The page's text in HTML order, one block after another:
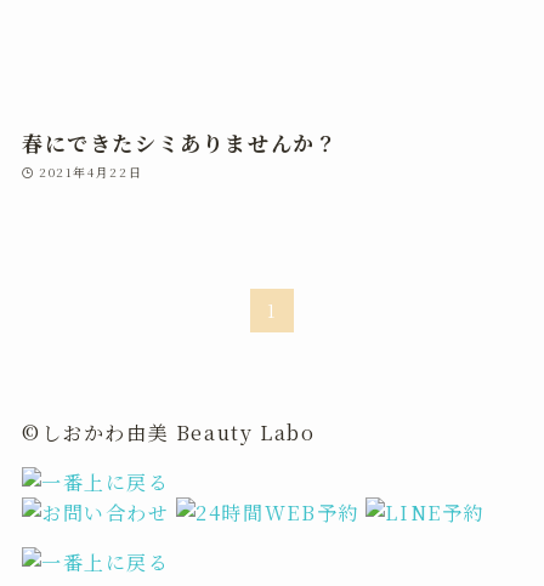
春にできたシミありませんか？
2021年4月22日
1
©しおかわ由美 Beauty Labo